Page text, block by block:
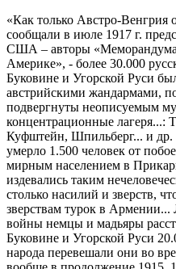
«Как только Австро-Венгрия
сообщали в июле 1917 г.
США – авторы «Меморандума
Америке», - более 30.000
Буковине и Угорской Руси
австрийскими жандармами,
подвергнуты неописуемым
концентрационные лагеря...:
Куфштейн, Шпильберг... и
умерло 1.500 человек от
мирным населением в
издевались таким
столько насилий и зверств,
зверствам турок в Армении...
войны немцы и мадьяры
Буковине и Угорской Руси
народа перевешали они во